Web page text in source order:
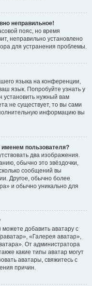
неправильное!
пояс, но время
неправильно установлено
для устранения проблемы.
языка на конференции,
язык. Попробуйте узнать у
установить нужный вам
не существует, то вы сами
информацию вы
пользователя?
два изображения.
обычно это звёздочки,
сообщений вы
Другое, обычно более
и обычно уникально для
добавить аватару с
«Галерея аватар»,
От администратора
какие типы аватар могут
аватары, свяжитесь с
причин.